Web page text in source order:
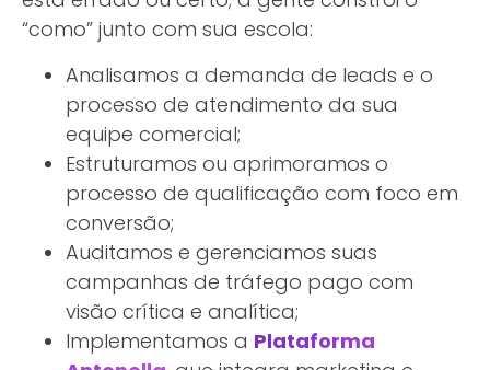
“como” junto com sua escola:
Analisamos a demanda de leads e o
processo de atendimento da sua
equipe comercial;
Estruturamos ou aprimoramos o
processo de qualificação com foco em
conversão;
Auditamos e gerenciamos suas
campanhas de tráfego pago com
visão crítica e analítica;
Implementamos a Plataforma